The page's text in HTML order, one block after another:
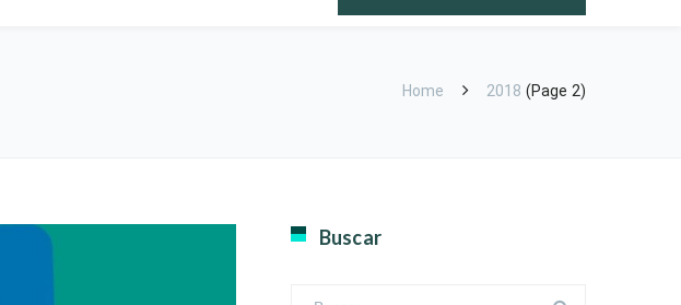
Home 2018 (Page 2)
Buscar